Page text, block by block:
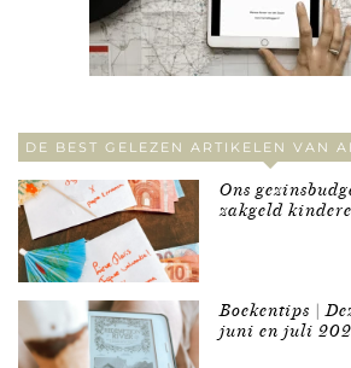
DE BEST GELEZEN ARTIKELEN VAN
Ons
zakgeld
Boekentips |
juni en juli